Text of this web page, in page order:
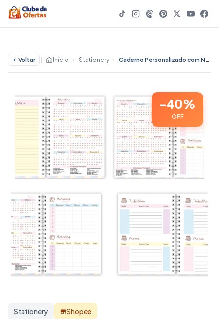
Voltar Início › Stationery › Caderno Personalizado com Nome Escolar Universitário Lilo e Stitch Angel Espiral Capa Dura Tamanho Grande - 40% OFF | Stationery
-40%
OFF
Stationery Shopee